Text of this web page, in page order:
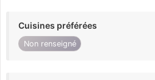
Cuisines préférées
Non renseigné